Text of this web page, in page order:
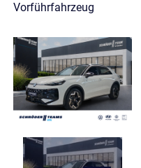
Vorführfahrzeug